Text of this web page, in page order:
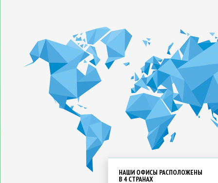
НАШИ ОФИСЫ РАСПОЛОЖЕНЫ
В 4 СТРАНАХ